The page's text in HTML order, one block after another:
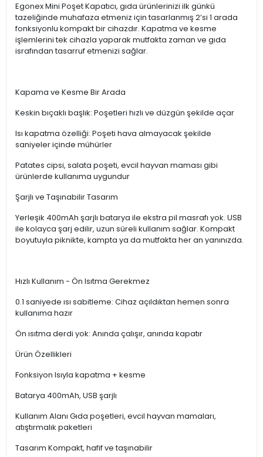
Egonex Mini Poşet Kapatıcı, gıda ürünlerinizi ilk günkü
tazeliğinde muhafaza etmeniz için tasarlanmış 2’si 1 arada
fonksiyonlu kompakt bir cihazdır. Kapatma ve kesme
işlemlerini tek cihazla yaparak mutfakta zaman ve gıda
israfından tasarruf etmenizi sağlar.
Kapama ve Kesme Bir Arada
Keskin bıçaklı başlık: Poşetleri hızlı ve düzgün şekilde açar
Isı kapatma özelliği: Poşeti hava almayacak şekilde
saniyeler içinde mühürler
Patates cipsi, salata poşeti, evcil hayvan maması gibi
ürünlerde kullanıma uygundur
Şarjlı ve Taşınabilir Tasarım
Yerleşik 400mAh şarjlı batarya ile ekstra pil masrafı yok. USB
ile kolayca şarj edilir, uzun süreli kullanım sağlar. Kompakt
boyutuyla piknikte, kampta ya da mutfakta her an yanınızda.
Hızlı Kullanım - Ön Isıtma Gerekmez
0.1 saniyede ısı sabitleme: Cihaz açıldıktan hemen sonra
kullanıma hazır
Ön ısıtma derdi yok: Anında çalışır, anında kapatır
Ürün Özellikleri
Fonksiyon Isıyla kapatma + kesme
Batarya 400mAh, USB şarjlı
Kullanım Alanı Gıda poşetleri, evcil hayvan mamaları,
atıştırmalık paketleri
Tasarım Kompakt, hafif ve taşınabilir